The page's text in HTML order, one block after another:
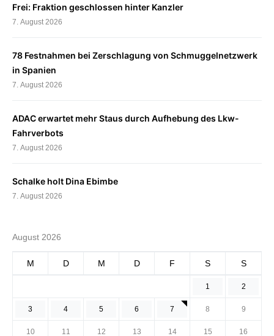
Frei: Fraktion geschlossen hinter Kanzler
7. August 2026
78 Festnahmen bei Zerschlagung von Schmuggelnetzwerk
in Spanien
7. August 2026
ADAC erwartet mehr Staus durch Aufhebung des Lkw-
Fahrverbots
7. August 2026
Schalke holt Dina Ebimbe
7. August 2026
August 2026
M D M D F S S
1 2
3 4 5 6 7 8 9
10 11 12 13 14 15 16